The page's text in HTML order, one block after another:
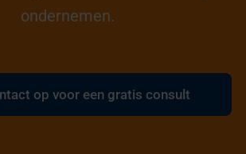
ondernemen.
op voor een gratis consult